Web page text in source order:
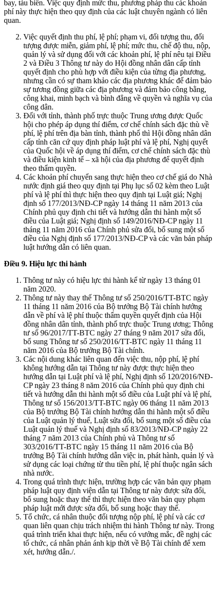
bay, tàu biển. Việc quy định mức thu, phương pháp thu các khoản
phí này thực hiện theo quy định của các luật chuyên ngành có liên
quan.
Việc quyết định thu phí, lệ phí; phạm vi, đối tượng thu, đối
tượng được miễn, giảm phí, lệ phí; mức thu, chế độ thu, nộp,
quản lý và sử dụng đối với các khoản phí, lệ phí nêu tại Điều
2 và Điều 3 Thông tư này do Hội đồng nhân dân cấp tỉnh
quyết định cho phù hợp với điều kiện của từng địa phương,
nhưng cần có sự tham khảo các địa phương khác để đảm bảo
sự tương đồng giữa các địa phương và đảm bảo công bằng,
công khai, minh bạch và bình đẳng về quyền và nghĩa vụ của
công dân.
Đối với tỉnh, thành phố trực thuộc Trung ương được Quốc
hội cho phép áp dụng thí điểm, cơ chế chính sách đặc thù về
phí, lệ phí trên địa bàn tỉnh, thành phố thì Hội đồng nhân dân
cấp tỉnh căn cứ quy định pháp luật phí và lệ phí, Nghị quyết
của Quốc hội về áp dụng thí điểm, cơ chế chính sách đặc thù
và điều kiện kinh tế – xã hội của địa phương để quyết định
theo thẩm quyền.
Các khoản phí chuyển sang thực hiện theo cơ chế giá do Nhà
nước định giá theo quy định tại Phụ lục số 02 kèm theo Luật
phí và lệ phí thì thực hiện theo quy định tại Luật giá; Nghị
định số 177/2013/NĐ-CP ngày 14 tháng 11 năm 2013 của
Chính phủ quy định chi tiết và hướng dẫn thi hành một số
điều của Luật giá; Nghị định số 149/2016/NĐ-CP ngày 11
tháng 11 năm 2016 của Chính phủ sửa đổi, bổ sung một số
điều của Nghị định số 177/2013/NĐ-CP và các văn bản pháp
luật hướng dẫn có liên quan.
Điều 9. Hiệu lực thi hành
Thông tư này có hiệu lực thi hành kể từ ngày 13 tháng 01
năm 2020.
Thông tư này thay thế Thông tư số 250/2016/TT-BTC ngày
11 tháng 11 năm 2016 của Bộ trưởng Bộ Tài chính hướng
dẫn về phí và lệ phí thuộc thẩm quyền quyết định của Hội
đồng nhân dân tỉnh, thành phố trực thuộc Trung ương; Thông
tư số 96/2017/TT-BTC ngày 27 tháng 9 năm 2017 sửa đổi,
bổ sung Thông tư số 250/2016/TT-BTC ngày 11 tháng 11
năm 2016 của Bộ trưởng Bộ Tài chính.
Các nội dung khác liên quan đến việc thu, nộp phí, lệ phí
không hướng dẫn tại Thông tư này được thực hiện theo
hướng dẫn tại Luật phí và lệ phí, Nghị định số 120/2016/NĐ-
CP ngày 23 tháng 8 năm 2016 của Chính phủ quy định chi
tiết và hướng dẫn thi hành một số điều của Luật phí và lệ phí,
Thông tư số 156/2013/TT-BTC ngày 06 tháng 11 năm 2013
của Bộ trưởng Bộ Tài chính hướng dẫn thi hành một số điều
của Luật quản lý thuế, Luật sửa đổi, bổ sung một số điều của
Luật quản lý thuế và Nghị định số 83/2013/NĐ-CP ngày 22
tháng 7 năm 2013 của Chính phủ và Thông tư số
303/2016/TT-BTC ngày 15 tháng 11 năm 2016 của Bộ
trưởng Bộ Tài chính hướng dẫn việc in, phát hành, quản lý và
sử dụng các loại chứng từ thu tiền phí, lệ phí thuộc ngân sách
nhà nước.
Trong quá trình thực hiện, trường hợp các văn bản quy phạm
pháp luật quy định viện dẫn tại Thông tư này được sửa đổi,
bổ sung hoặc thay thế thì thực hiện theo văn bản quy phạm
pháp luật mới được sửa đổi, bổ sung hoặc thay thế.
Tổ chức, cá nhân thuộc đối tượng nộp phí, lệ phí và các cơ
quan liên quan chịu trách nhiệm thi hành Thông tư này. Trong
quá trình triển khai thực hiện, nếu có vướng mắc, đề nghị các
tổ chức, cá nhân phản ánh kịp thời về Bộ Tài chính để xem
xét, hướng dẫn./.